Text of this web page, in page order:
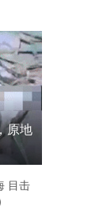
原地
目击